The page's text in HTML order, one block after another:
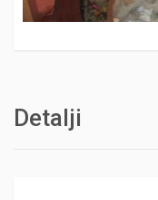
Detalji